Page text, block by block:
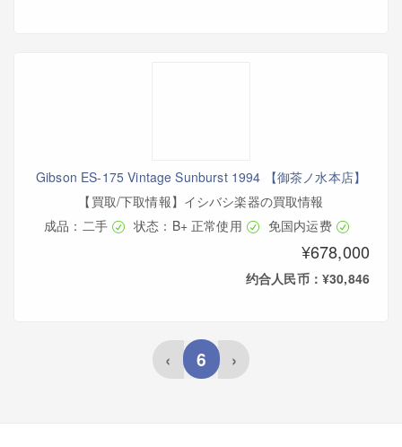
Gibson ES-175 Vintage Sunburst 1994 【御茶ノ水本店】
【買取/下取情報】イシバシ楽器の買取情報
成品：二手
状态：B+ 正常使用 免国内运费
¥678,000
约合人民币：¥30,846
‹ 6 ›